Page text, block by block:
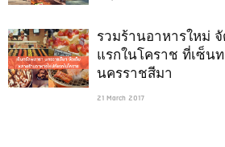
รวมร้านอาหารใหม่ จั
แรกในโคราช ที่เซ็น
นครราชสีมา
21 March 2017